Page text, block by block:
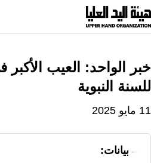
انتقل
إلى
خبر الواحد: العيب الأكبر
للسنة النبوية
11 مايو 2025
بيانات: